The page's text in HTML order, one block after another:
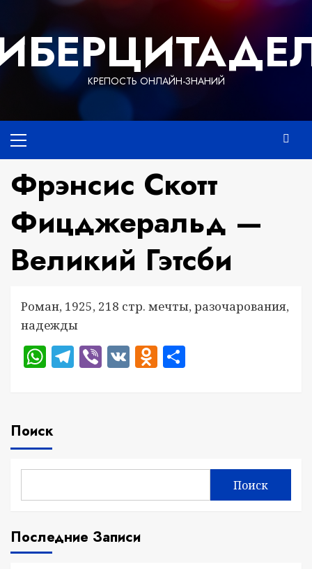
содержимому
КРЕПОСТЬ ОНЛАЙН-ЗНАНИЙ
меню
Фрэнсис Скотт
Фицджеральд —
Великий Гэтсби
Роман, 1925, 218 стр. мечты, разочарования,
надежды
WhatsApp
Telegram
Viber
VKOdnoklassniki
Поиск
Поиск
Последние Записи